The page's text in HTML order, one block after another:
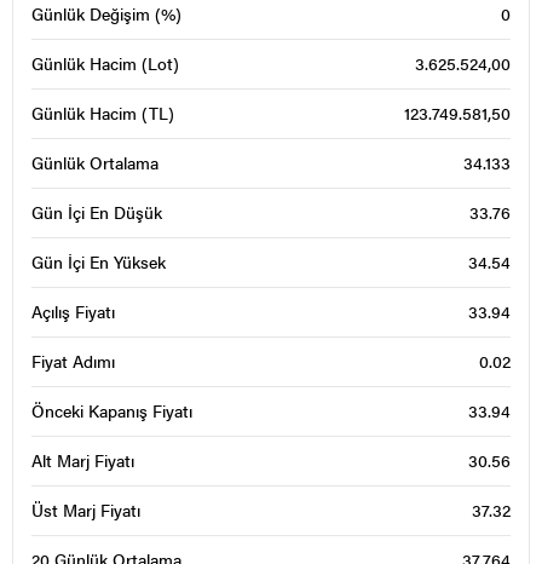
Günlük Değişim (%) 0
Günlük Hacim (Lot) 3.625.524,00
Günlük Hacim (TL) 123.749.581,50
Günlük Ortalama 34.133
Gün İçi En Düşük 33.76
Gün İçi En Yüksek 34.54
Açılış Fiyatı 33.94
Fiyat Adımı 0.02
Önceki Kapanış Fiyatı 33.94
Alt Marj Fiyatı 30.56
Üst Marj Fiyatı 37.32
20 Günlük Ortalama 37.764